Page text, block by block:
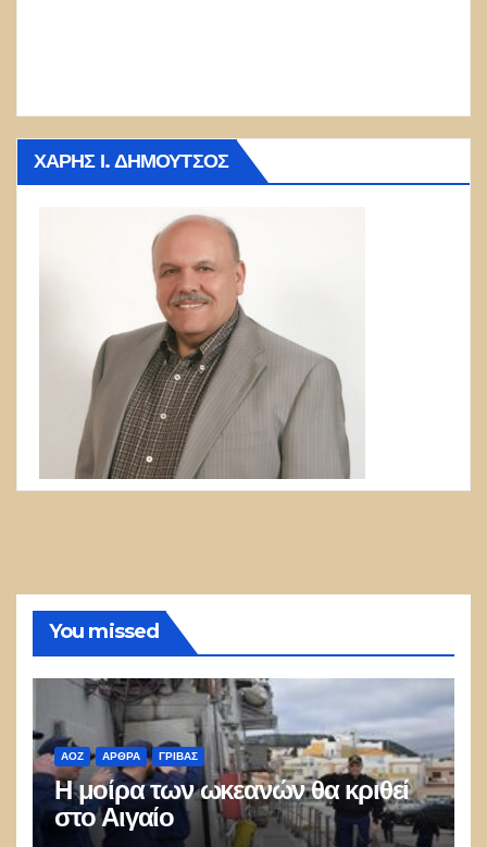
ΧΆΡΗΣ Ι. ΔΗΜΟΎΤΣΟΣ
You missed
ΑΟΖ ΑΡΘΡΑ ΓΡΊΒΑΣ
Η μοίρα των ωκεανών θα κριθεί
στο Αιγαίο